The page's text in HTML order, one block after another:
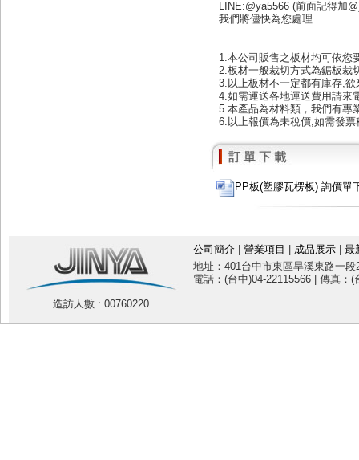
LINE:@ya5566 (前面記得加
我們將儘快為您處理
1.本公司販售之板材均可依您
2.板材一般裁切方式為鋸板裁
3.以上板材不一定都有庫存,
4.如需運送各地運送費用請來
5.本產品為材料類，我們有專
6.以上報價為未稅價,如需發
PP板(塑膠瓦楞板) 詢價單
造訪人數 : 00760220
公司簡介 營業項目 成品展示
最
地址：401台中市東區旱溪東路一
電話：(台中)04-22115566 | 傳真：(